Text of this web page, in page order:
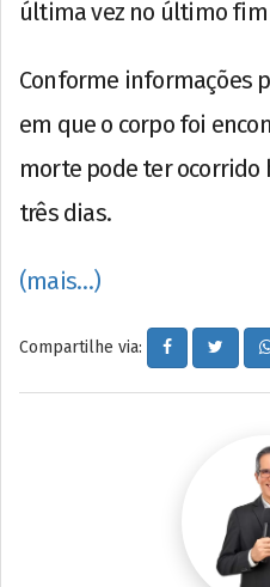
última vez no último
Conforme informações
em que o corpo foi
morte pode ter
três dias.
(mais…)
Compartilhe via: